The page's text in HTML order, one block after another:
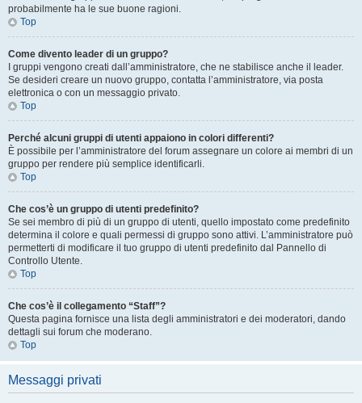
probabilmente ha le sue buone ragioni.
Top
Come divento leader di un gruppo?
I gruppi vengono creati dall’amministratore, che ne stabilisce anche il leader.
Se desideri creare un nuovo gruppo, contatta l’amministratore, via posta
elettronica o con un messaggio privato.
Top
Perché alcuni gruppi di utenti appaiono in colori differenti?
È possibile per l’amministratore del forum assegnare un colore ai membri di un
gruppo per rendere più semplice identificarli.
Top
Che cos’è un gruppo di utenti predefinito?
Se sei membro di più di un gruppo di utenti, quello impostato come predefinito
determina il colore e quali permessi di gruppo sono attivi. L’amministratore può
permetterti di modificare il tuo gruppo di utenti predefinito dal Pannello di
Controllo Utente.
Top
Che cos’è il collegamento “Staff”?
Questa pagina fornisce una lista degli amministratori e dei moderatori, dando
dettagli sui forum che moderano.
Top
Messaggi privati